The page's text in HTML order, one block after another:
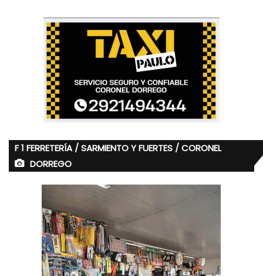
F 1 FERRETERÍA / SARMIENTO Y FUERTES / CORONEL
DORREGO